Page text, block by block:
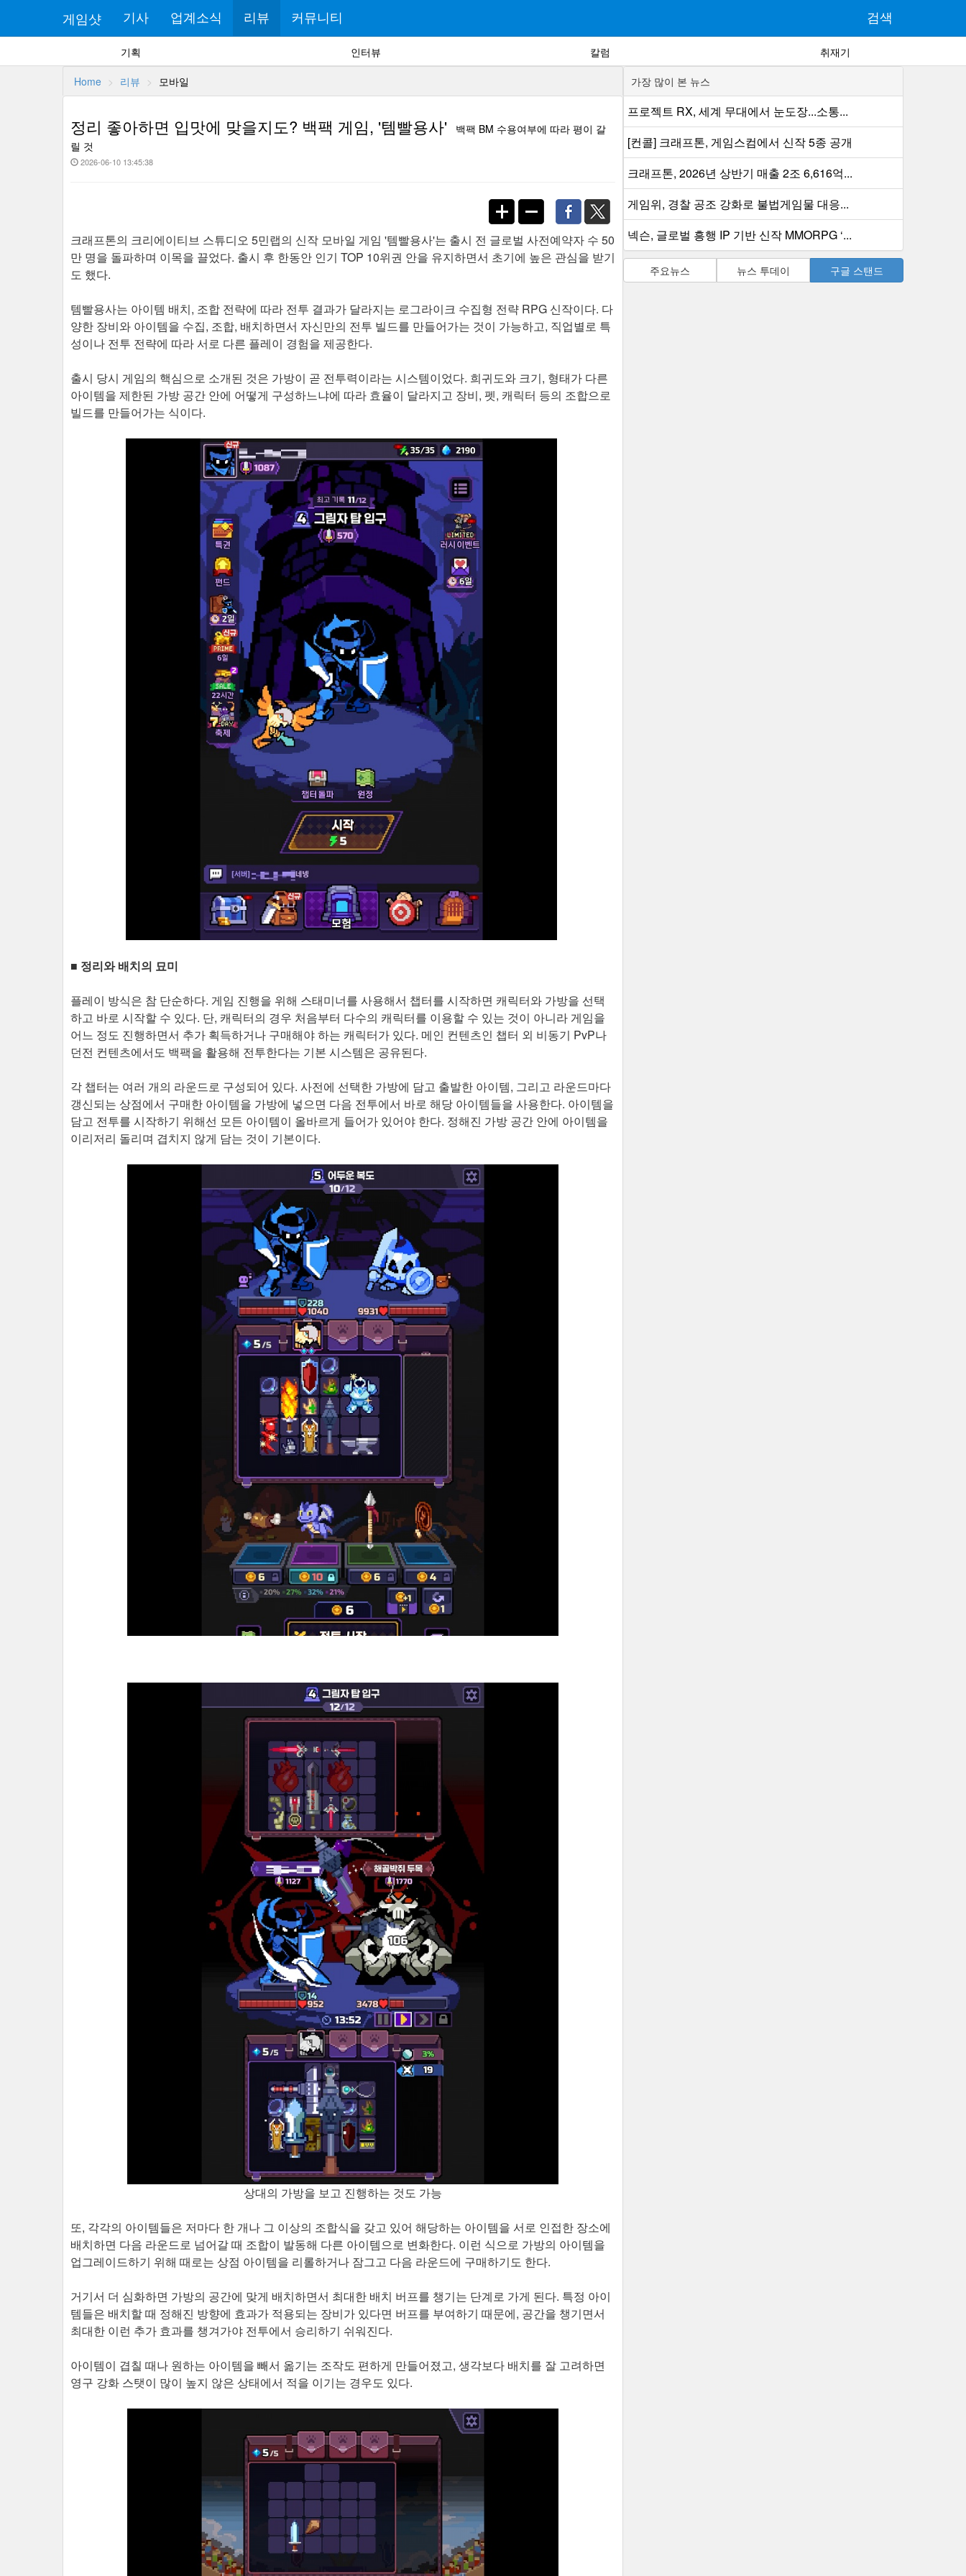
게임샷 기사 업계소식 리뷰 커뮤니티 검색
기획 인터뷰 칼럼 취재기
Home 리뷰 모바일
정리 좋아하면 입맛에 맞을지도? 백팩 게임, '템빨용사'
백팩 BM 수용여부에 따라 평이 갈
릴 것
2026-06-10 13:45:38
크래프톤의 크리에이티브 스튜디오 5민랩의 신작 모바일 게임 '템빨용사'는 출시 전 글로벌 사전예약자 수 50
만 명을 돌파하며 이목을 끌었다. 출시 후 한동안 인기 TOP 10위권 안을 유지하면서 초기에 높은 관심을 받기
도 했다.
템빨용사는 아이템 배치, 조합 전략에 따라 전투 결과가 달라지는 로그라이크 수집형 전략 RPG 신작이다. 다
양한 장비와 아이템을 수집, 조합, 배치하면서 자신만의 전투 빌드를 만들어가는 것이 가능하고, 직업별로 특
성이나 전투 전략에 따라 서로 다른 플레이 경험을 제공한다.
출시 당시 게임의 핵심으로 소개된 것은 가방이 곧 전투력이라는 시스템이었다. 희귀도와 크기, 형태가 다른
아이템을 제한된 가방 공간 안에 어떻게 구성하느냐에 따라 효율이 달라지고 장비, 펫, 캐릭터 등의 조합으로
빌드를 만들어가는 식이다.
■ 정리와 배치의 묘미
플레이 방식은 참 단순하다. 게임 진행을 위해 스태미너를 사용해서 챕터를 시작하면 캐릭터와 가방을 선택
하고 바로 시작할 수 있다. 단, 캐릭터의 경우 처음부터 다수의 캐릭터를 이용할 수 있는 것이 아니라 게임을
어느 정도 진행하면서 추가 획득하거나 구매해야 하는 캐릭터가 있다. 메인 컨텐츠인 챕터 외 비동기 PvP나
던전 컨텐츠에서도 백팩을 활용해 전투한다는 기본 시스템은 공유된다.
각 챕터는 여러 개의 라운드로 구성되어 있다. 사전에 선택한 가방에 담고 출발한 아이템, 그리고 라운드마다
갱신되는 상점에서 구매한 아이템을 가방에 넣으면 다음 전투에서 바로 해당 아이템들을 사용한다. 아이템을
담고 전투를 시작하기 위해선 모든 아이템이 올바르게 들어가 있어야 한다. 정해진 가방 공간 안에 아이템을
이리저리 돌리며 겹치지 않게 담는 것이 기본이다.
상대의 가방을 보고 진행하는 것도 가능
또, 각각의 아이템들은 저마다 한 개나 그 이상의 조합식을 갖고 있어 해당하는 아이템을 서로 인접한 장소에
배치하면 다음 라운드로 넘어갈 때 조합이 발동해 다른 아이템으로 변화한다. 이런 식으로 가방의 아이템을
업그레이드하기 위해 때로는 상점 아이템을 리롤하거나 잠그고 다음 라운드에 구매하기도 한다.
거기서 더 심화하면 가방의 공간에 맞게 배치하면서 최대한 배치 버프를 챙기는 단계로 가게 된다. 특정 아이
템들은 배치할 때 정해진 방향에 효과가 적용되는 장비가 있다면 버프를 부여하기 때문에, 공간을 챙기면서
최대한 이런 추가 효과를 챙겨가야 전투에서 승리하기 쉬워진다.
아이템이 겹칠 때나 원하는 아이템을 빼서 옮기는 조작도 편하게 만들어졌고, 생각보다 배치를 잘 고려하면
영구 강화 스탯이 많이 높지 않은 상태에서 적을 이기는 경우도 있다.
가장 많이 본 뉴스
프로젝트 RX, 세계 무대에서 눈도장...소통...
[컨콜] 크래프톤, 게임스컴에서 신작 5종 공개
크래프톤, 2026년 상반기 매출 2조 6,616억...
게임위, 경찰 공조 강화로 불법게임물 대응...
넥슨, 글로벌 흥행 IP 기반 신작 MMORPG ‘...
주요뉴스 뉴스 투데이 구글 스탠드